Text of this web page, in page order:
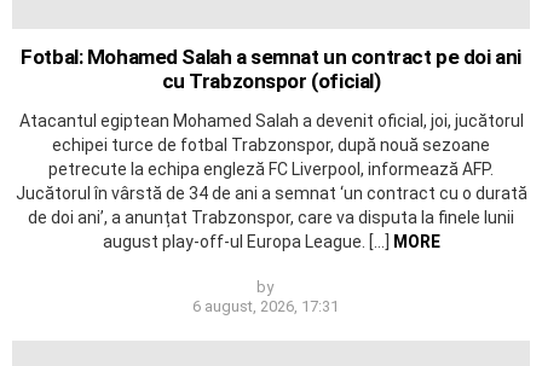
Fotbal: Mohamed Salah a semnat un contract pe doi ani
cu Trabzonspor (oficial)
Atacantul egiptean Mohamed Salah a devenit oficial, joi, jucătorul
echipei turce de fotbal Trabzonspor, după nouă sezoane
petrecute la echipa engleză FC Liverpool, informează AFP.
Jucătorul în vârstă de 34 de ani a semnat ‘un contract cu o durată
de doi ani’, a anunțat Trabzonspor, care va disputa la finele lunii
august play-off-ul Europa League. […] MORE
by
6 august, 2026, 17:31